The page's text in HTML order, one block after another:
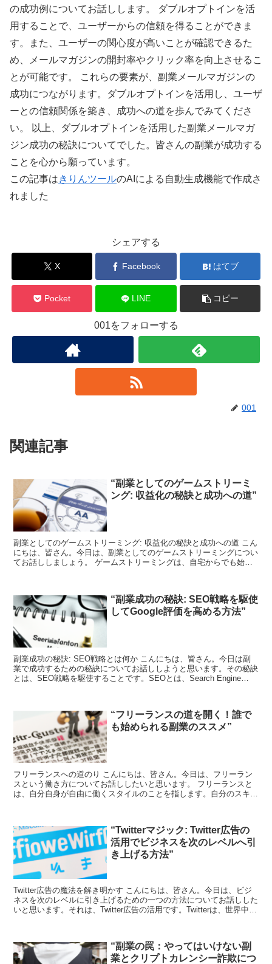
の成功例についてお話しします。 ダブルオプトインを活
用することで、ユーザーからの信頼を得ることができま
す。また、ユーザーの関心度が高いことが確認できるた
め、メールマガジンの開封率やクリック率を向上させるこ
とが可能です。 これらの要素が、副業メールマガジンの
成功につながります。ダブルオプトインを活用し、ユーザ
ーとの信頼関係を築き、成功への道を歩んでみてくださ
い。 以上、ダブルオプトインを活用した副業メールマガ
ジン成功の秘訣についてでした。皆さんの副業が成功する
ことを心から願っています。
この記事はきりんツールのAIによる自動生成機能で作成さ
れました
シェアする
X Facebook はてブ
Pocket LINE コピー
001をフォローする
001
関連記事
“副業としてのゲームストリーミ
ング: 収益化の秘訣と成功への道”
副業としてのゲームストリーミング: 収益化の秘訣と成功への道 こん
にちは、皆さん。今日は、副業としてのゲームストリーミングについ
てお話ししましょう。 ゲームストリーミングは、自宅からでも始め
“副業成功の秘訣: SEO戦略を駆使
してGoogle評価を高める方法”
副業成功の秘訣: SEO戦略とは何か こんにちは、皆さん。今日は副
業で成功するための秘訣についてお話ししようと思います。その秘訣
とは、SEO戦略を駆使することです。SEOとは、Search Engine
“フリーランスの道を開く！誰で
も始められる副業のススメ”
フリーランスへの道のり こんにちは、皆さん。今日は、フリーラン
スという働き方についてお話ししたいと思います。 フリーランスと
は、自分自身が自由に働くスタイルのことを指します。自分のスキル
“Twitterマジック: Twitter広告の
活用でビジネスを次のレベルへ引
き上げる方法”
Twitter広告の魔法を解き明かす こんにちは、皆さん。今日は、ビジ
ネスを次のレベルに引き上げるための一つの方法についてお話しした
いと思います。それは、Twitter広告の活用です。Twitterは、世界中の
“副業の罠：やってはいけない副
業とクリプトカレンシー詐欺につ